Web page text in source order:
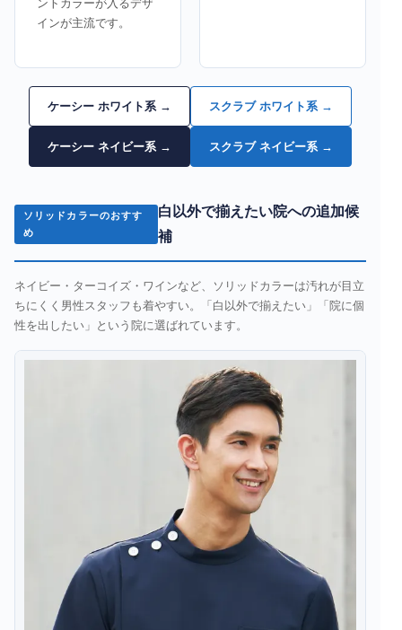
ントカラーが入るデザ
インが主流です。
ケーシー ホワイト系 → スクラブ ホワイト系 →
ケーシー ネイビー系 → スクラブ ネイビー系 →
ソリッドカラーのおすす
め
白以外で揃えたい院への追加候
補
ネイビー・ターコイズ・ワインなど、ソリッドカラーは汚れが目立
ちにくく男性スタッフも着やすい。「白以外で揃えたい」「院に個
性を出したい」という院に選ばれています。